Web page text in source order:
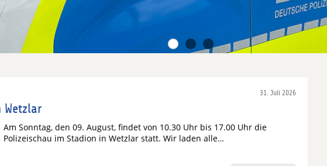
31. Juli 2026
Wetzlar
Am Sonntag, den 09. August, findet von 10.30 Uhr bis 17.00 Uhr die
Polizeischau im Stadion in Wetzlar statt. Wir laden alle…